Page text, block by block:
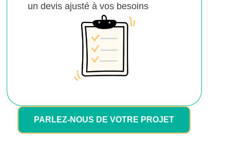
un devis ajusté à vos besoins
PARLEZ-NOUS DE VOTRE PROJET